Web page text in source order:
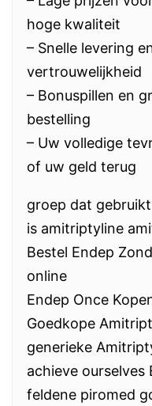
hoge kwaliteit
– Snelle levering
vertrouwelijkheid
– Bonuspillen en
bestelling
– Uw volledige
of uw geld terug
groep dat
is amitriptyline
Bestel Endep
online
Endep Once
Goedkope
generieke
achieve
feldene piromed